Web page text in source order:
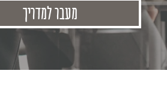
מעבר למדריך